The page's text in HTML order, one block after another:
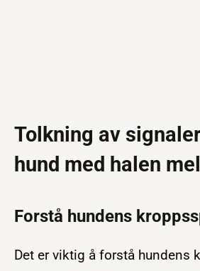
Tolkning av
hund med halen
Forstå hundens
Det er viktig å forstå hundens